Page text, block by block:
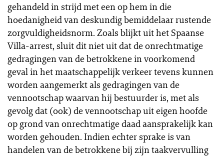
gehandeld in strijd met een op hem in die
hoedanigheid van deskundig bemiddelaar rustende
zorgvuldigheidsnorm. Zoals blijkt uit het Spaanse
Villa-arrest, sluit dit niet uit dat de onrechtmatige
gedragingen van de betrokkene in voorkomend
geval in het maatschappelijk verkeer tevens kunnen
worden aangemerkt als gedragingen van de
vennootschap waarvan hij bestuurder is, met als
gevolg dat (ook) de vennootschap uit eigen hoofde
op grond van onrechtmatige daad aansprakelijk kan
worden gehouden. Indien echter sprake is van
handelen van de betrokkene bij zijn taakvervulling